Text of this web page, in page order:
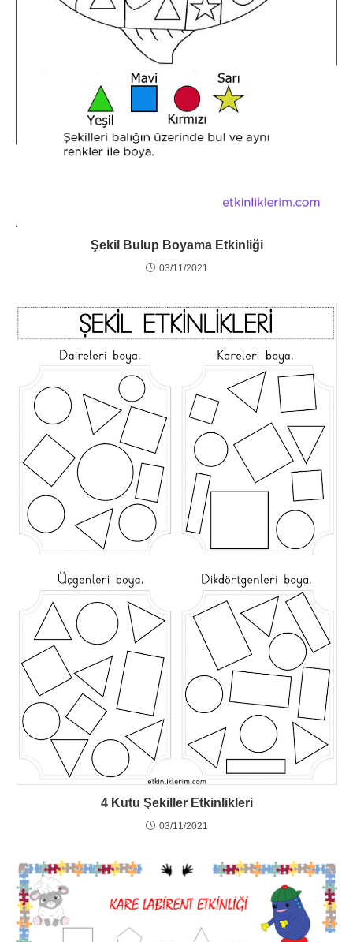
Şekil Bulup Boyama Etkinliği
03/11/2021
4 Kutu Şekiller Etkinlikleri
03/11/2021